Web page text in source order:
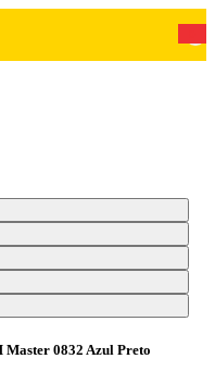
0832 Azul Preto